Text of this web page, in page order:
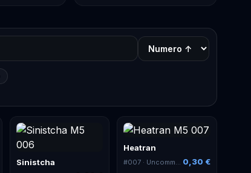
Sinistcha
Heatran
#007 · Uncommon 0,30 €